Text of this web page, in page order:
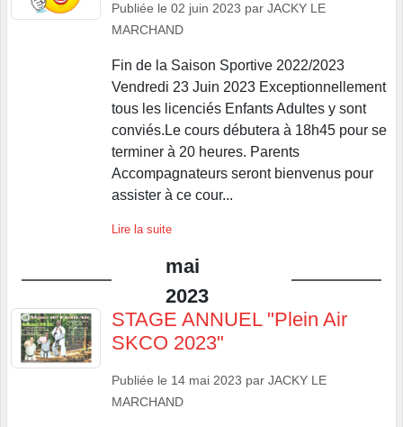
Publiée le 02 juin 2023 par JACKY LE
MARCHAND
Fin de la Saison Sportive 2022/2023
Vendredi 23 Juin 2023 Exceptionnellement
tous les licenciés Enfants Adultes y sont
conviés.Le cours débutera à 18h45 pour se
terminer à 20 heures. Parents
Accompagnateurs seront bienvenus pour
assister à ce cour...
Lire la suite
mai
2023
STAGE ANNUEL "Plein Air
SKCO 2023"
Publiée le 14 mai 2023 par JACKY LE
MARCHAND